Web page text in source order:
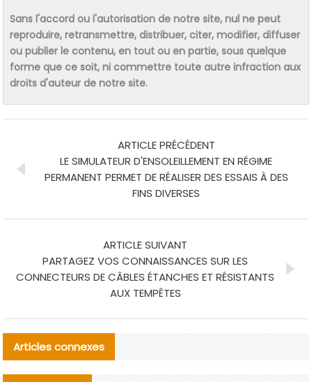
Sans l'accord ou l'autorisation de notre site, nul ne peut
reproduire, retransmettre, distribuer, citer, modifier, diffuser
ou publier le contenu, en tout ou en partie, sous quelque
forme que ce soit, ni commettre toute autre infraction aux
droits d'auteur de notre site.
ARTICLE PRÉCÉDENT
LE SIMULATEUR D'ENSOLEILLEMENT EN RÉGIME
PERMANENT PERMET DE RÉALISER DES ESSAIS À DES
FINS DIVERSES
ARTICLE SUIVANT
PARTAGEZ VOS CONNAISSANCES SUR LES
CONNECTEURS DE CÂBLES ÉTANCHES ET RÉSISTANTS
AUX TEMPÊTES
Articles connexes